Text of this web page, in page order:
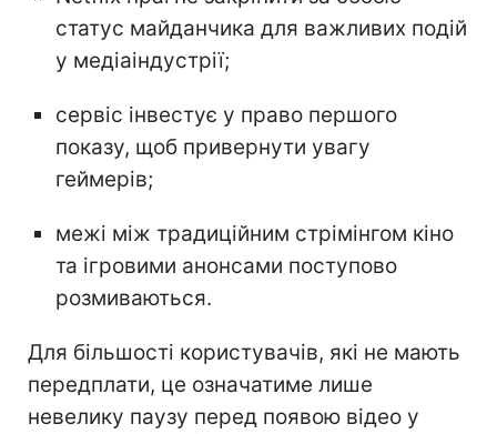
статус майданчика для важливих подій
у медіаіндустрії;
сервіс інвестує у право першого
показу, щоб привернути увагу
геймерів;
межі між традиційним стрімінгом кіно
та ігровими анонсами поступово
розмиваються.
Для більшості користувачів, які не мають
передплати, це означатиме лише
невелику паузу перед появою відео у